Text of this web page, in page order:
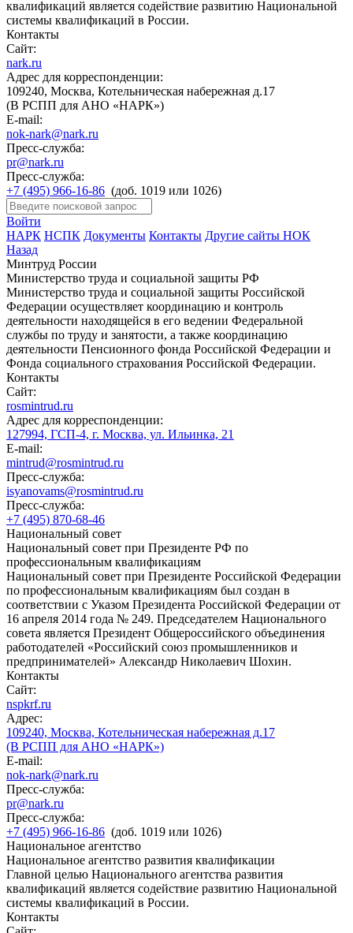
квалификаций является содействие развитию Национальной
системы квалификаций в России.
Контакты
Сайт:
nark.ru
Адрес для корреспонденции:
109240, Москва, Котельническая набережная д.17
(В РСПП для АНО «НАРК»)
E-mail:
nok-nark@nark.ru
Пресс-служба:
pr@nark.ru
Пресс-служба:
+7 (495) 966-16-86 (доб. 1019 или 1026)
Войти
НАРК НСПК Документы Контакты Другие сайты НОК
Назад
Минтруд России
Министерство труда и социальной защиты РФ
Министерство труда и социальной защиты Российской
Федерации осуществляет координацию и контроль
деятельности находящейся в его ведении Федеральной
службы по труду и занятости, а также координацию
деятельности Пенсионного фонда Российской Федерации и
Фонда социального страхования Российской Федерации.
Контакты
Сайт:
rosmintrud.ru
Адрес для корреспонденции:
127994, ГСП-4, г. Москва, ул. Ильинка, 21
E-mail:
mintrud@rosmintrud.ru
Пресс-служба:
isyanovams@rosmintrud.ru
Пресс-служба:
+7 (495) 870-68-46
Национальный совет
Национальный совет при Президенте РФ по
профессиональным квалификациям
Национальный совет при Президенте Российской Федерации
по профессиональным квалификациям был создан в
соответствии с Указом Президента Российской Федерации от
16 апреля 2014 года № 249. Председателем Национального
совета является Президент Общероссийского объединения
работодателей «Российский союз промышленников и
предпринимателей» Александр Николаевич Шохин.
Контакты
Сайт:
nspkrf.ru
Адрес:
109240, Москва, Котельническая набережная д.17
(В РСПП для АНО «НАРК»)
E-mail:
nok-nark@nark.ru
Пресс-служба:
pr@nark.ru
Пресс-служба:
+7 (495) 966-16-86 (доб. 1019 или 1026)
Национальное агентство
Национальное агентство развития квалификации
Главной целью Национального агентства развития
квалификаций является содействие развитию Национальной
системы квалификаций в России.
Контакты